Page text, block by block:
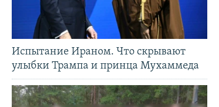
Испытание Ираном. Что скрывают
улыбки Трампа и принца Мухаммеда